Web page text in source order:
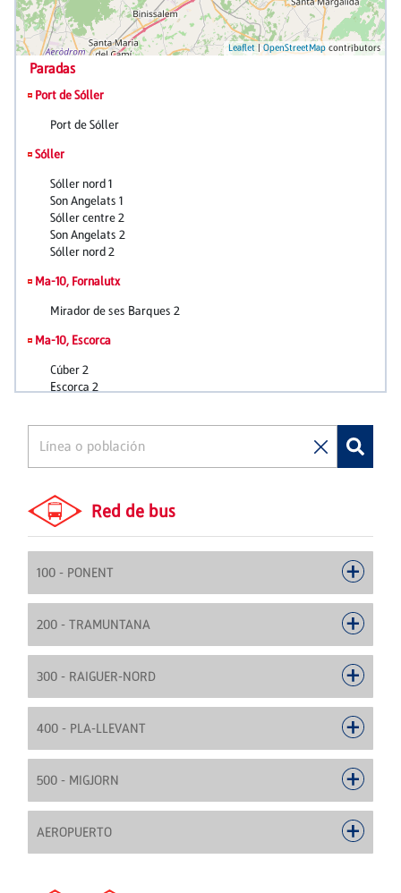
Red de bus
100 - PONENT
200 - TRAMUNTANA
300 - RAIGUER-NORD
400 - PLA-LLEVANT
500 - MIGJORN
AEROPUERTO